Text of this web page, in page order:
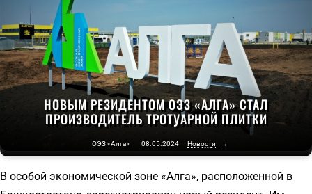
НОВЫМ РЕЗИДЕНТОМ ОЭЗ «АЛГА» СТАЛ
ПРОИЗВОДИТЕЛЬ ТРОТУАРНОЙ ПЛИТКИ
ОЭЗ «Алга» 08.05.2024 Новости →
В особой экономической зоне «Алга», расположенной в